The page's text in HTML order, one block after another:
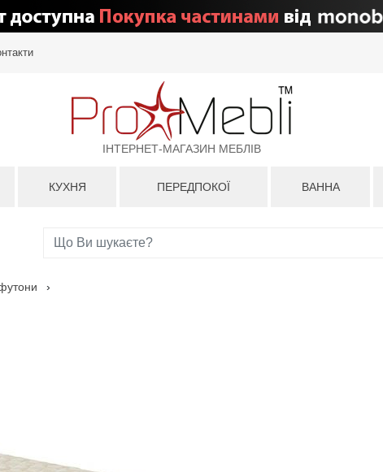
ІНТЕРНЕТ-МАГАЗИН МЕБЛІВ
КУХНЯ ПЕРЕДПОКОЇ ВАННА
›